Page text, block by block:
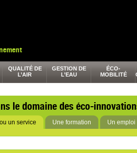
QUALITÉ DE
L’AIR
GESTION DE
L’EAU
ÉCO-
MOBILITÉ
le domaine des éco-
un service Une formation Un emploi